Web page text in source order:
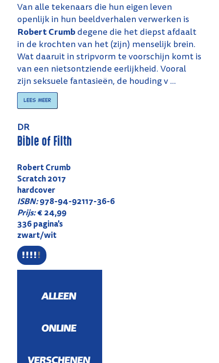
Van alle tekenaars die hun eigen leven
openlijk in hun beeldverhalen verwerken is
Robert Crumb degene die het diepst afdaalt
in de krochten van het (zijn) menselijk brein.
Wat daaruit in stripvorm te voorschijn komt is
van een nietsontziende eerlijkheid. Vooral
zijn seksuele fantasieën, de houding v ...
Lees meer
DR
Bible of Filth
Robert Crumb
Scratch 2017
hardcover
ISBN:978-94-92117-36-6
Prijs:€ 24,99
336 pagina's
zwart/wit